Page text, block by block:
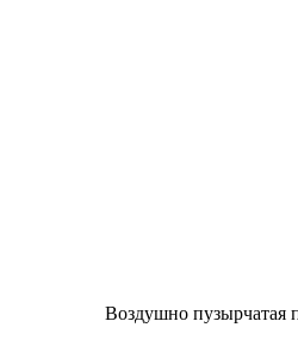
Воздушно пузырчатая